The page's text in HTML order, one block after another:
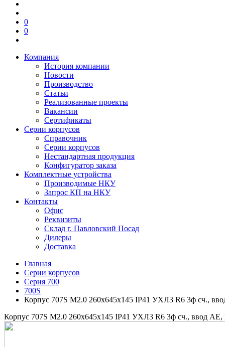
0
0
Компания
История компании
Новости
Производство
Статьи
Реализованные проекты
Вакансии
Сертификаты
Серии корпусов
Справочник
Серии корпусов
Нестандартная продукция
Конфигуратор заказа
Комплектные устройства
Производимые НКУ
Запрос КП на НКУ
Контакты
Офис
Реквизиты
Склад г. Павловский Посад
Дилеры
Доставка
Главная
Серии корпусов
Серия 700
700S
Корпус 707S M2.0 260х645х145 IP41 УХЛ3 R6 3ф сч.,
Корпус 707S M2.0 260х645х145 IP41 УХЛ3 R6 3ф сч., ввод